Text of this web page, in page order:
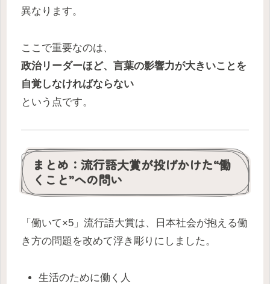
異なります。
ここで重要なのは、
政治リーダーほど、言葉の影響力が大きいことを
自覚しなければならない
という点です。
まとめ：流行語大賞が投げかけた“働
くこと”への問い
「働いて×5」流行語大賞は、日本社会が抱える働
き方の問題を改めて浮き彫りにしました。
生活のために働く人